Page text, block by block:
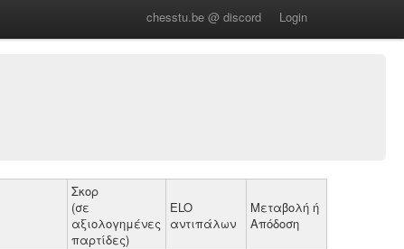
chesstu.be @ discord Login
Σκορ
(σε
αξιολογημένες
παρτίδες)
ELO
αντιπάλων
Μεταβολή ή
Απόδοση